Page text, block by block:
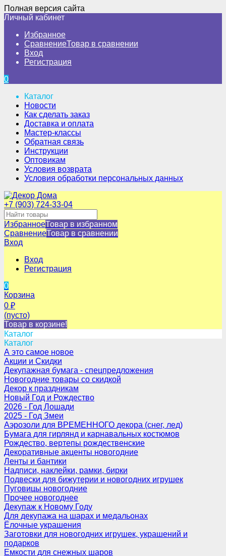
Полная версия сайта
Личный кабинет
Избранное
СравнениеТовар в сравнении
Вход
Регистрация
0
Каталог
Новости
Как сделать заказ
Доставка и оплата
Мастер-классы
Обратная связь
Инструкции
Оптовикам
Условия возврата
Условия обработки персональных данных
+7 (903) 724-33-04
ИзбранноеТовар в избранном
СравнениеТовар в сравнении
Вход
Вход
Регистрация
0
Корзина
0 ₽
(пусто)
Товар в корзине!
Каталог
Каталог
А это самое новое
Акции и Скидки
Декупажная бумага - спецпредложения
Новогодние товары со скидкой
Декор к праздникам
Новый Год и Рождество
2026 - Год Лошади
2025 - Год Змеи
Аэрозоли для ВРЕМЕННОГО декора (снег, лед)
Бумага для гирлянд и карнавальных костюмов
Рождество, вертепы рождественские
Декоративные акценты новогодние
Ленты и бантики
Надписи, наклейки, рамки, бирки
Подвески для бижутерии и новогодних игрушек
Пуговицы новогодние
Прочее новогоднее
Декупаж к Новому Году
Для декупажа на шарах и медальонах
Ёлочные украшения
Заготовки для новогодних игрушек, украшений и
подарков
Емкости для снежных шаров